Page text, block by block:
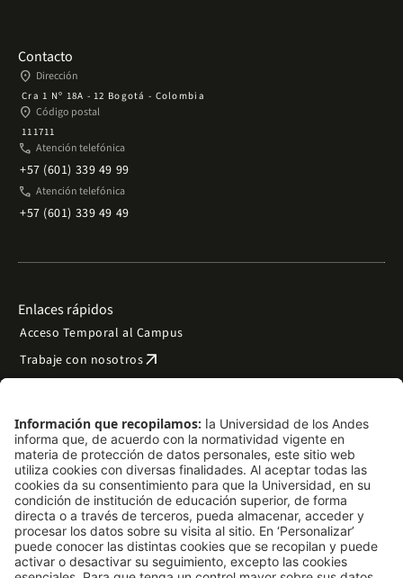
Contacto
place Dirección
Cra 1 Nº 18A - 12 Bogotá - Colombia
place Código postal
111711
phone Atención telefónica
+57 (601) 339 49 99
phone Atención telefónica
+57 (601) 339 49 49
Enlaces rápidos
Acceso Temporal al Campus
Trabaje con nosotrosarrow_outward
Preguntas frecuentes
Filantropía y donacionesarrow_outward
Mapa del sitio arrow_outward
Síguenos
LinkedIn